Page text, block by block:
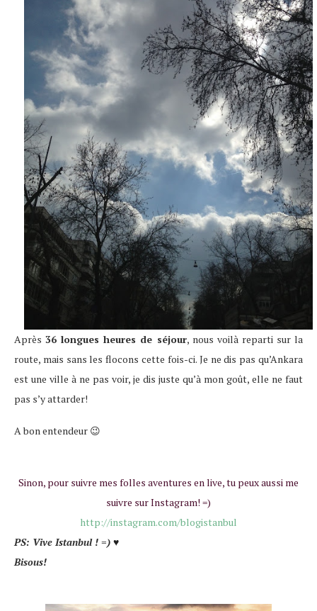
Après36 longues heures de séjour, nous voilà reparti sur la
route, mais sans les flocons cette fois-ci. Je ne dis pas qu’Ankara
est une ville à ne pas voir, je dis juste qu’à mon goût, elle ne faut
pas s’y attarder!
A bon entendeur 😉
Sinon, pour suivre mes folles aventures en live, tu peux aussi me
suivre sur Instagram! =)
http://instagram.com/blogistanbul
PS: Vive Istanbul ! =) ♥
Bisous!